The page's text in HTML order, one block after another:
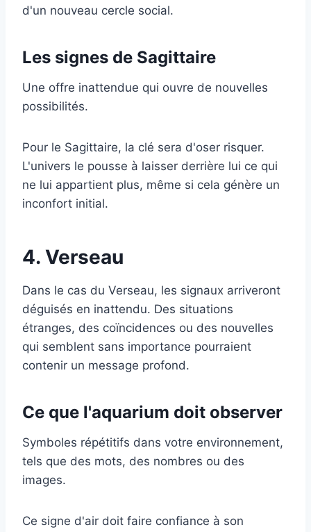
d'un nouveau cercle social.
Les signes de Sagittaire
Une offre inattendue qui ouvre de nouvelles
possibilités.
Pour le Sagittaire, la clé sera d'oser risquer.
L'univers le pousse à laisser derrière lui ce qui
ne lui appartient plus, même si cela génère un
inconfort initial.
4. Verseau
Dans le cas du Verseau, les signaux arriveront
déguisés en inattendu. Des situations
étranges, des coïncidences ou des nouvelles
qui semblent sans importance pourraient
contenir un message profond.
Ce que l'aquarium doit observer
Symboles répétitifs dans votre environnement,
tels que des mots, des nombres ou des
images.
Ce signe d'air doit faire confiance à son